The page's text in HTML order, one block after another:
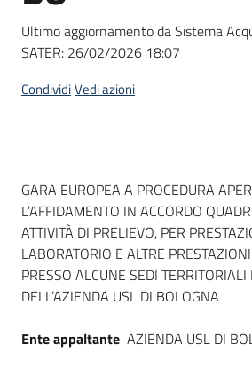
Supporto
English
Ultimo aggiornamento da Sistema
SATER: 26/02/2026 18:07
CondividiVedi azioni
Dati del bando
GARA EUROPEA A PROCEDURA
L’AFFIDAMENTO IN ACCORDO
ATTIVITÀ DI PRELIEVO, PER
LABORATORIO E ALTRE
PRESSO ALCUNE SEDI
DELL’AZIENDA USL DI BOLOGNA
Ente appaltante AZIENDA USL DI